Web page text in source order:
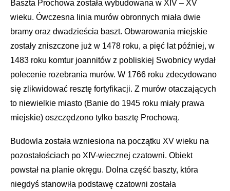
Baszta Prochowa została wybudowana w XIV – XV
wieku. Ówczesna linia murów obronnych miała dwie
bramy oraz dwadzieścia baszt. Obwarowania miejskie
zostały zniszczone już w 1478 roku, a pięć lat później, w
1483 roku komtur joannitów z pobliskiej Swobnicy wydał
polecenie rozebrania murów. W 1766 roku zdecydowano
się zlikwidować resztę fortyfikacji. Z murów otaczających
to niewielkie miasto (Banie do 1945 roku miały prawa
miejskie) oszczędzono tylko basztę Prochową.
Budowla została wzniesiona na początku XV wieku na
pozostałościach po XIV-wiecznej czatowni. Obiekt
powstał na planie okręgu. Dolna część baszty, która
niegdyś stanowiła podstawę czatowni została